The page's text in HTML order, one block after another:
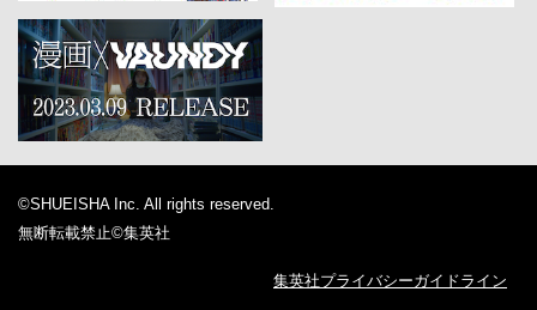
©SHUEISHA Inc. All rights reserved.
無断転載禁止©集英社
集英社プライバシーガイドライン